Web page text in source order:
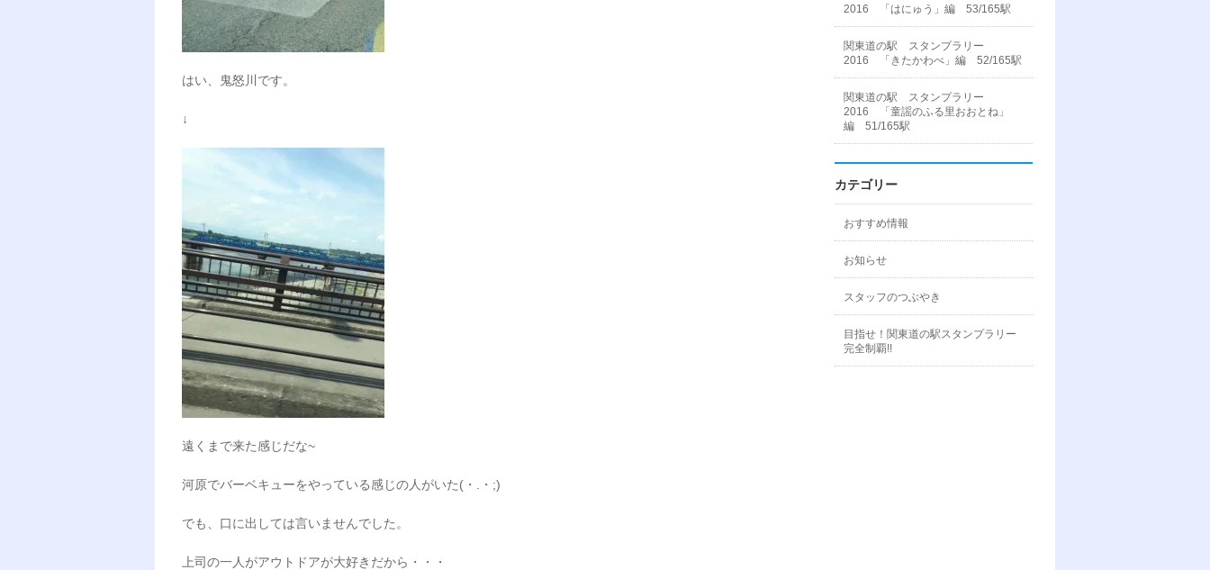
はい、鬼怒川です。
↓
遠くまで来た感じだな~
河原でバーベキューをやっている感じの人がいた(・.・;)
でも、口に出しては言いませんでした。
上司の一人がアウトドアが大好きだから・・・
2016 「はにゅう」編 53/165駅
関東道の駅 スタンプラリー
2016 「きたかわべ」編 52/165駅
関東道の駅 スタンプラリー
2016 「童謡のふる里おおとね」
編 51/165駅
カテゴリー
おすすめ情報
お知らせ
スタッフのつぶやき
目指せ！関東道の駅スタンプラリー
完全制覇!!